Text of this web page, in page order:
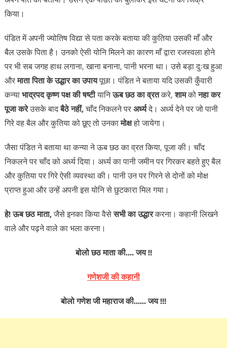
किया।
पंडित में अपनी ज्योतिष विद्या से पता करके बताया की कुतिया उसकी माँ और
बैल उसके पिता है। उनको ऐसी योनि मिलने का कारण माँ द्वारा रजस्वला होने
पर भी सब जगह हाथ लगाना, खाना बनाना, पानी भरना था। उसे बड़ा दुःख हुआ
औरमाता पिता के उद्धार का उपायपूछा। पंडित ने बताया यदि उसकी कुँवारी
कन्याभाद्रपद कृष्ण पक्ष की षष्टीयानिऊब छठ का व्रतकरे,शामकोनहा कर
पूजा करेउसके बादबैठे नहीं,चाँद निकलने परअर्ध्यदे। अर्ध्य देने पर जो पानी
गिरे वह बैल और कुतिया को छूए तो उनकामोक्षहो जायेगा।
जैसा पंडित ने बताया था कन्या ने ऊब छठ का व्रत किया, पूजा की। चाँद
निकलने पर चाँद को अर्ध्य दिया। अर्ध्य का पानी जमीन पर गिरकर बहते हुए बैल
और कुतिया पर गिरे ऐसी व्यवस्था की। पानी उन पर गिरने से दोनों को मोक्ष
प्राप्त हुआ और उन्हें अपनी इस योनि से छुटकारा मिल गया।
हे! ऊब छठ माता,जैसे इनका किया वैसेसभी का उद्धारकरना। कहानी लिखने
वाले और पढ़ने वाले का भला करना।
बोलो छठ माता की…. जय !!
गणेशजी की कहानी
बोलो गणेश जी महाराज की…… जय !!!